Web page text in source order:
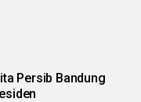
Persib Bandung